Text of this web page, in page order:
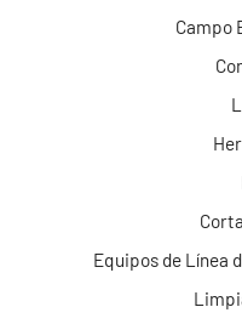
Campo
Equipos de Línea